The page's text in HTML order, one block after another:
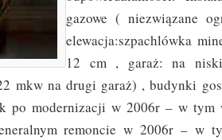
gazowe ( niezwiązane
elewacja:szpachlówka
12 cm , garaż: na
mkw na drugi garaż) , budynki
po modernizacji w 2006r – w tym
remoncie w 2006r – w